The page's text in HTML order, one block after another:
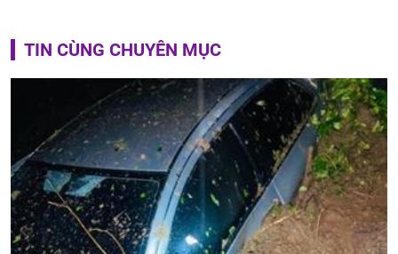
TIN CÙNG CHUYÊN MỤC